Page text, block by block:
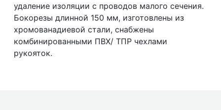
удаление изоляции с проводов малого сечения.
Бокорезы длинной 150 мм, изготовлены из
хромованадиевой стали, снабжены
комбинированными ПВХ/ ТПР чехлами
рукояток.